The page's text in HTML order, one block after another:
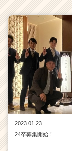
2023.01.23
24卒募集開始！